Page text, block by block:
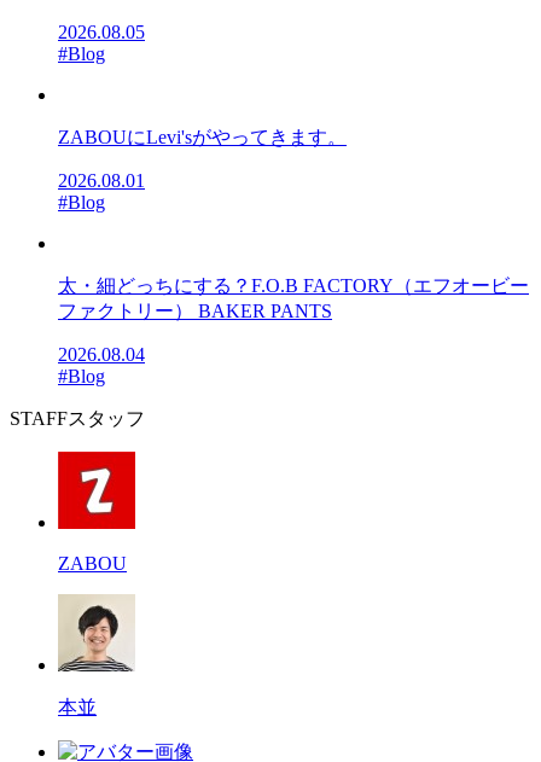
2026.08.05
#Blog
ZABOUにLevi'sがやってきます。
2026.08.01
#Blog
太・細どっちにする？F.O.B FACTORY（エフオービー
ファクトリー） BAKER PANTS
2026.08.04
#Blog
STAFFスタッフ
ZABOU
本並